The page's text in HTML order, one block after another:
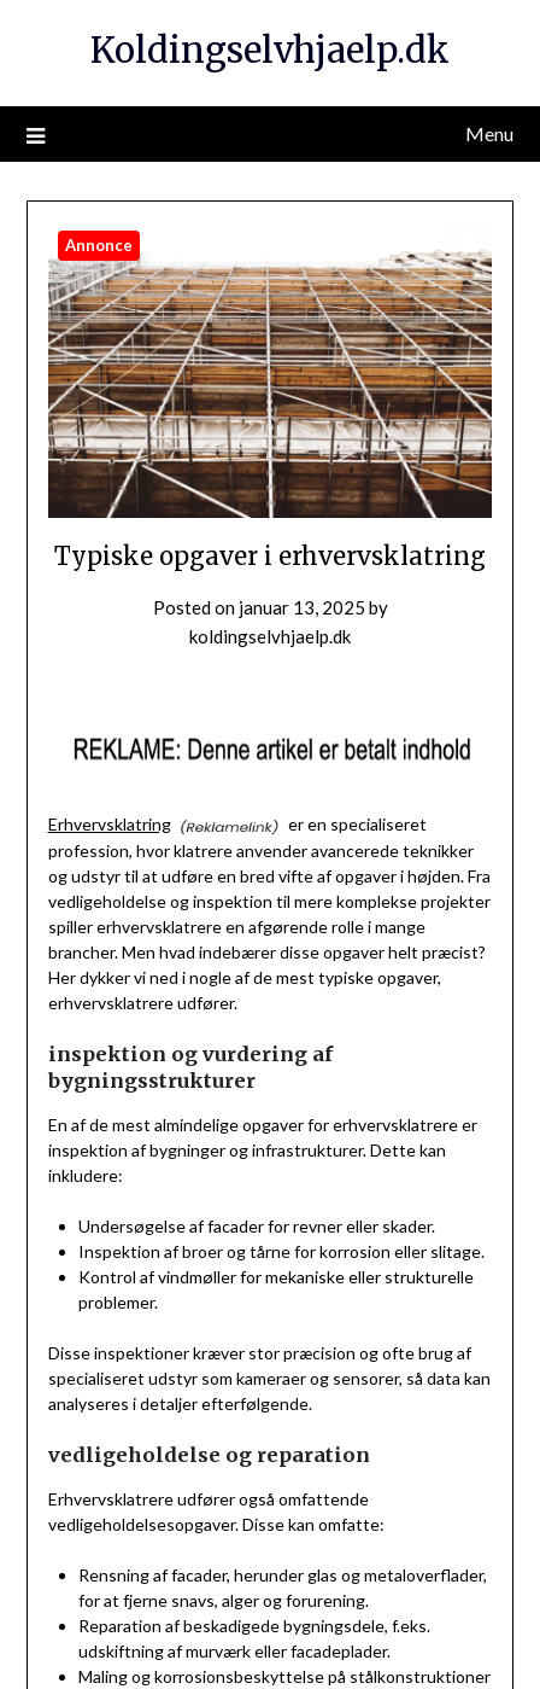
Koldingselvhjaelp.dk
Menu
Annonce
Typiske opgaver i erhvervsklatring
Posted on januar 13, 2025 by
koldingselvhjaelp.dk
Erhvervsklatring
er en specialiseret
profession, hvor klatrere anvender avancerede teknikker
og udstyr til at udføre en bred vifte af opgaver i højden. Fra
vedligeholdelse og inspektion til mere komplekse projekter
spiller erhvervsklatrere en afgørende rolle i mange
brancher. Men hvad indebærer disse opgaver helt præcist?
Her dykker vi ned i nogle af de mest typiske opgaver,
erhvervsklatrere udfører.
inspektion og vurdering af
bygningsstrukturer
En af de mest almindelige opgaver for erhvervsklatrere er
inspektion af bygninger og infrastrukturer. Dette kan
inkludere:
Undersøgelse af facader for revner eller skader.
Inspektion af broer og tårne for korrosion eller slitage.
Kontrol af vindmøller for mekaniske eller strukturelle
problemer.
Disse inspektioner kræver stor præcision og ofte brug af
specialiseret udstyr som kameraer og sensorer, så data kan
analyseres i detaljer efterfølgende.
vedligeholdelse og reparation
Erhvervsklatrere udfører også omfattende
vedligeholdelsesopgaver. Disse kan omfatte:
Rensning af facader, herunder glas og metaloverflader,
for at fjerne snavs, alger og forurening.
Reparation af beskadigede bygningsdele, f.eks.
udskiftning af murværk eller facadeplader.
Maling og korrosionsbeskyttelse på stålkonstruktioner